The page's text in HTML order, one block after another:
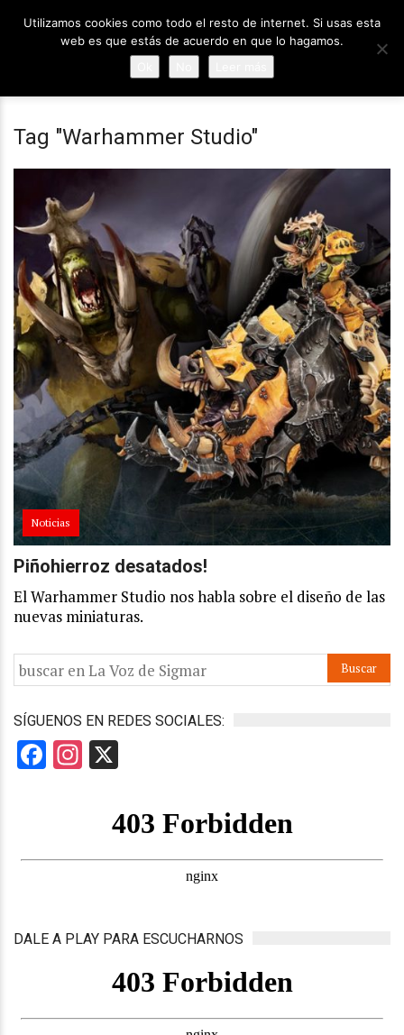
Tag "Warhammer Studio"
Noticias
Piñohierroz desatados!
El Warhammer Studio nos habla sobre el diseño de las
nuevas miniaturas.
SÍGUENOS EN REDES SOCIALES:
Facebook
Instagram
DALE A PLAY PARA ESCUCHARNOS
Utilizamos cookies como todo el resto de internet. Si usas esta
web es que estás de acuerdo en que lo hagamos.